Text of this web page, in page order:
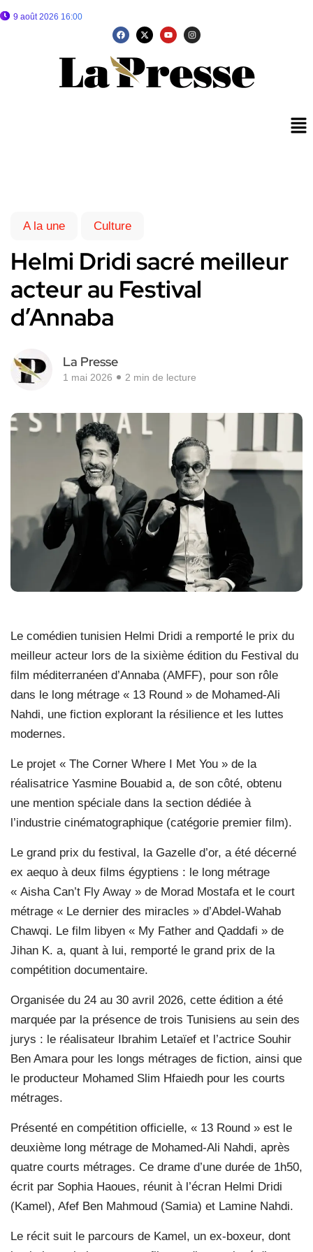
9 août 2026 16:00
A la une Culture
Helmi Dridi sacré meilleur
acteur au Festival
d’Annaba
La Presse
1 mai 2026 2 min de lecture
Le comédien tunisien Helmi Dridi a remporté le prix du
meilleur acteur lors de la sixième édition du Festival du
film méditerranéen d’Annaba (AMFF), pour son rôle
dans le long métrage « 13 Round » de Mohamed-Ali
Nahdi, une fiction explorant la résilience et les luttes
modernes.
Le projet « The Corner Where I Met You » de la
réalisatrice Yasmine Bouabid a, de son côté, obtenu
une mention spéciale dans la section dédiée à
l’industrie cinématographique (catégorie premier film).
Le grand prix du festival, la Gazelle d’or, a été décerné
ex aequo à deux films égyptiens : le long métrage
« Aisha Can’t Fly Away » de Morad Mostafa et le court
métrage « Le dernier des miracles » d’Abdel-Wahab
Chawqi. Le film libyen « My Father and Qaddafi » de
Jihan K. a, quant à lui, remporté le grand prix de la
compétition documentaire.
Organisée du 24 au 30 avril 2026, cette édition a été
marquée par la présence de trois Tunisiens au sein des
jurys : le réalisateur Ibrahim Letaïef et l’actrice Souhir
Ben Amara pour les longs métrages de fiction, ainsi que
le producteur Mohamed Slim Hfaiedh pour les courts
métrages.
Présenté en compétition officielle, « 13 Round » est le
deuxième long métrage de Mohamed-Ali Nahdi, après
quatre courts métrages. Ce drame d’une durée de 1h50,
écrit par Sophia Haoues, réunit à l’écran Helmi Dridi
(Kamel), Afef Ben Mahmoud (Samia) et Lamine Nahdi.
Le récit suit le parcours de Kamel, un ex-boxeur, dont